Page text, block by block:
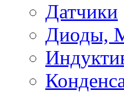
Датчики
Диоды,